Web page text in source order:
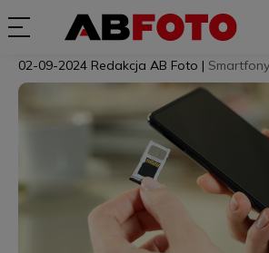
02-09-2024 Redakcja AB Foto | Smartfony